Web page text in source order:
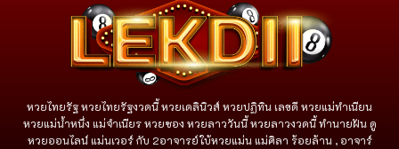
หวยไทยรัฐ หวยไทยรัฐงวดนี้ หวยเดลินิวส์ หวยปฏิทิน เลขดี หวยแม่ทำเนียน
หวยแม่น้ำหนึ่ง แม่จําเนียร หวยซอง หวยลาววันนี้ หวยลาวงวดนี้ ทำนายฝัน ดู
หวยออนไลน์ แม่นเวอร์ กับ 2อาจารย์ใบ้หวยแม่น แม่ศิลา ร้อยล้าน , อาจาร์